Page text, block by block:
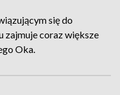
się do
zajmuje coraz większe
Oka.